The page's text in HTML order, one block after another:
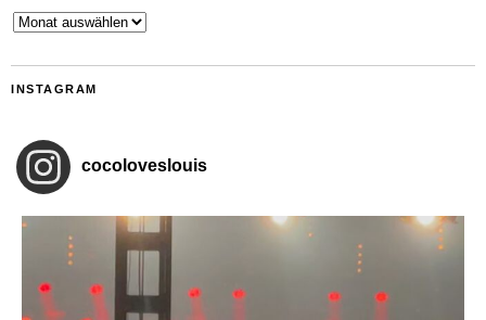
Archiv
INSTAGRAM
cocoloveslouis